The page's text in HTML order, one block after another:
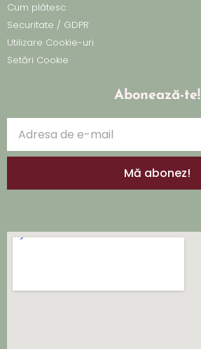
Cum plătesc
Securitate / GDPR
Utilizare Cookie-uri
Setări Cookie
Abonează-te!
Mă abonez!